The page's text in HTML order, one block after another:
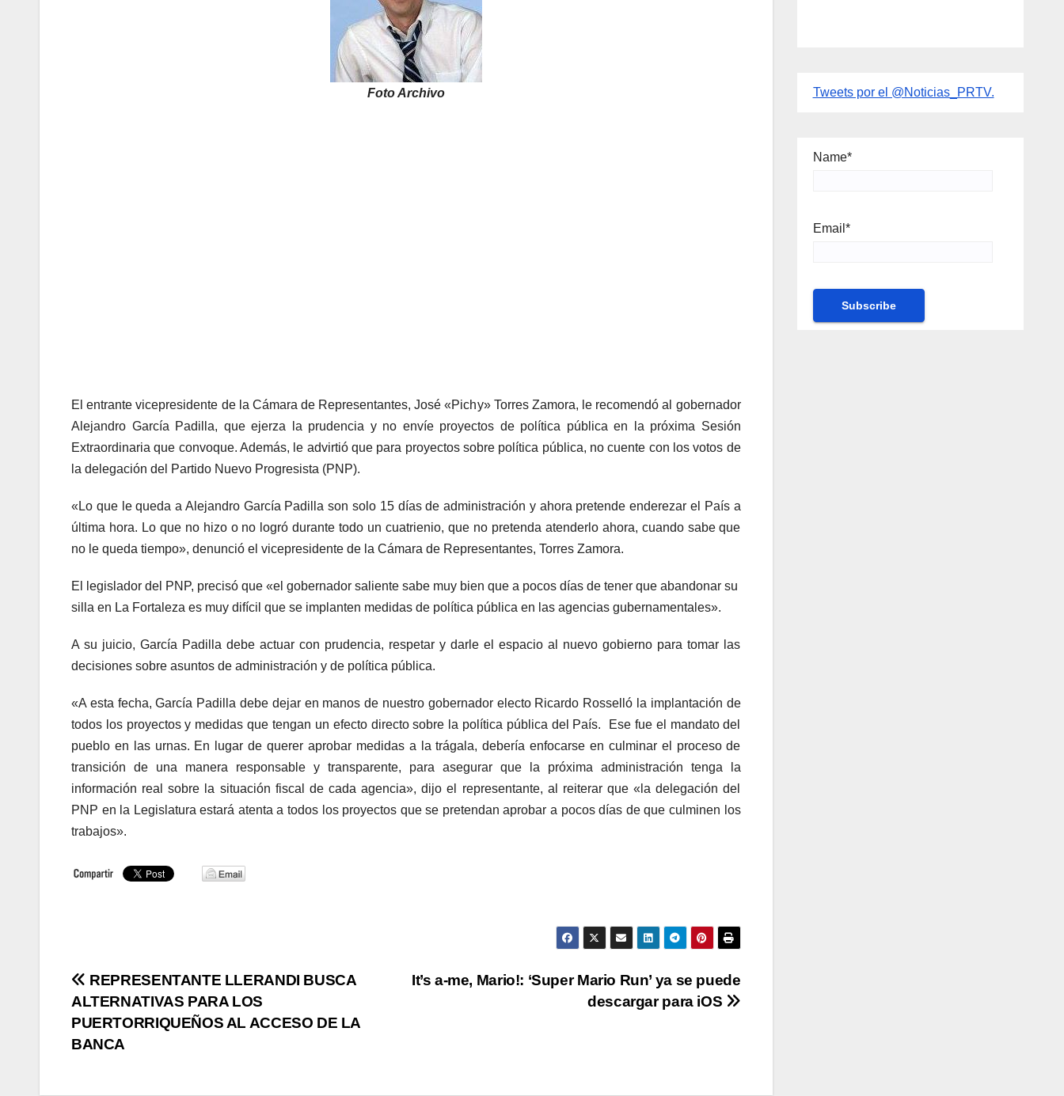
Foto Archivo
El entrante vicepresidente de la Cámara de Representantes, José «Pichy» Torres Zamora, le recomendó al gobernador
Alejandro García Padilla, que ejerza la prudencia y no envíe proyectos de política pública en la próxima Sesión
Extraordinaria que convoque. Además, le advirtió que para proyectos sobre política pública, no cuente con los votos de
la delegación del Partido Nuevo Progresista (PNP).
«Lo que le queda a Alejandro García Padilla son solo 15 días de administración y ahora pretende enderezar el País a
última hora. Lo que no hizo o no logró durante todo un cuatrienio, que no pretenda atenderlo ahora, cuando sabe que
no le queda tiempo», denunció el vicepresidente de la Cámara de Representantes, Torres Zamora.
El legislador del PNP, precisó que «el gobernador saliente sabe muy bien que a pocos días de tener que abandonar su
silla en La Fortaleza es muy difícil que se implanten medidas de política pública en las agencias gubernamentales».
A su juicio, García Padilla debe actuar con prudencia, respetar y darle el espacio al nuevo gobierno para tomar las
decisiones sobre asuntos de administración y de política pública.
«A esta fecha, García Padilla debe dejar en manos de nuestro gobernador electo Ricardo Rosselló la implantación de
todos los proyectos y medidas que tengan un efecto directo sobre la política pública del País. Ese fue el mandato del
pueblo en las urnas. En lugar de querer aprobar medidas a la trágala, debería enfocarse en culminar el proceso de
transición de una manera responsable y transparente, para asegurar que la próxima administración tenga la
información real sobre la situación fiscal de cada agencia», dijo el representante, al reiterar que «la delegación del
PNP en la Legislatura estará atenta a todos los proyectos que se pretendan aprobar a pocos días de que culminen los
trabajos».
Navegación
de
entradas
It’s a-me, Mario!: ‘Super Mario Run’ ya se puede
descargar para iOS
REPRESENTANTE LLERANDI BUSCA
ALTERNATIVAS PARA LOS
PUERTORRIQUEÑOS AL ACCESO DE LA
BANCA
Tweets por el @Noticias_PRTV.
Name*
Email*